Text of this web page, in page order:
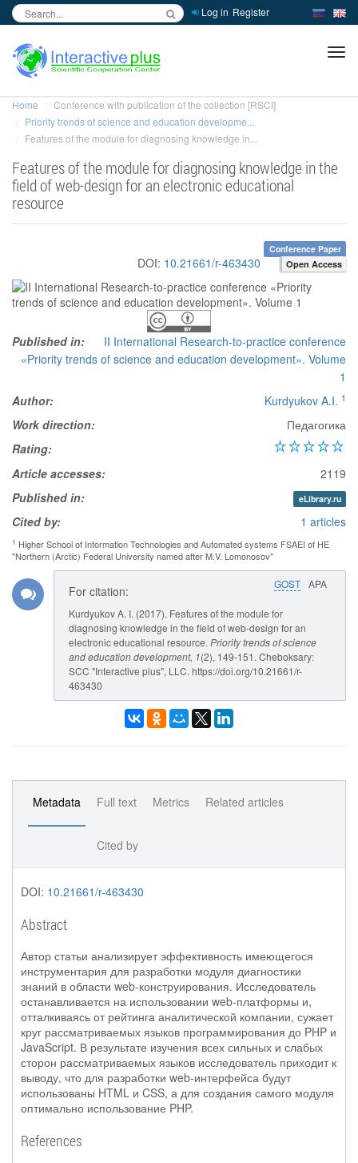
Log in Register
Home
Conference with publication of the collection [RSCI]
Priority trends of science and education developme...
Features of the module for diagnosing knowledge in...
Features of the module for diagnosing knowledge in the
field of web-design for an electronic educational
resource
Conference Paper
DOI: 10.21661/r-463430 Open Access
Published in:
II International Research-to-practice conference
«Priority trends of science and education development». Volume
1
Author:
Kurdyukov A.I. 1
Work direction:
Педагогика
Rating:
Article accesses:
2119
Published in:
eLibrary.ru
Cited by: 1 articles
1 Higher School of Information Technologies and Automated systems FSAEI of HE
"Northern (Arctic) Federal University named after M.V. Lomonosov"
GOST APA
For citation:
Kurdyukov A. I. (2017). Features of the module for
diagnosing knowledge in the field of web-design for an
electronic educational resource. Priority trends of science
and education development, 1(2), 149-151. Cheboksary:
SCC "Interactive plus", LLC. https://doi.org/10.21661/r-
463430
Metadata Full text Metrics Related articles
Cited by
DOI: 10.21661/r-463430
Abstract
Автор статьи анализирует эффективность имеющегося
инструментария для разработки модуля диагностики
знаний в области web-конструирования. Исследователь
останавливается на использовании web-платформы и,
отталкиваясь от рейтинга аналитической компании, сужает
круг рассматриваемых языков программирования до PHP и
JavaScript. В результате изучения всех сильных и слабых
сторон рассматриваемых языков исследователь приходит к
выводу, что для разработки web-интерфейса будут
использованы HTML и CSS, а для создания самого модуля
оптимально использование PHP.
References